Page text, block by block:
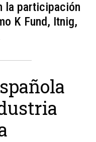
la participación
K Fund, Itnig,